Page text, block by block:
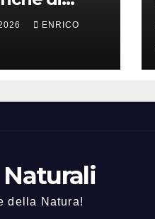
ENRICO
Naturali
della Natura!